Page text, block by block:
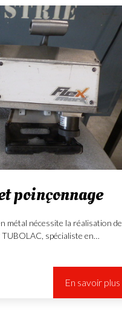
poinçonnage
métal nécessite la réalisation de
TUBOLAC, spécialiste en…
En savoir plus